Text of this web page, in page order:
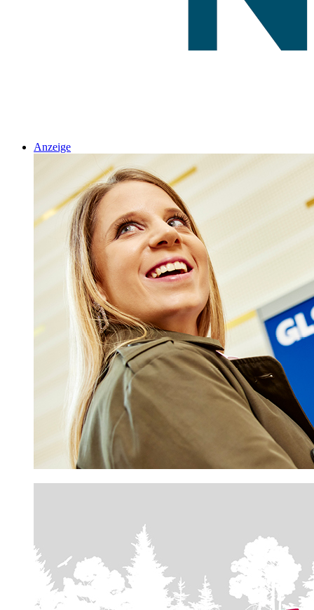
Anzeige